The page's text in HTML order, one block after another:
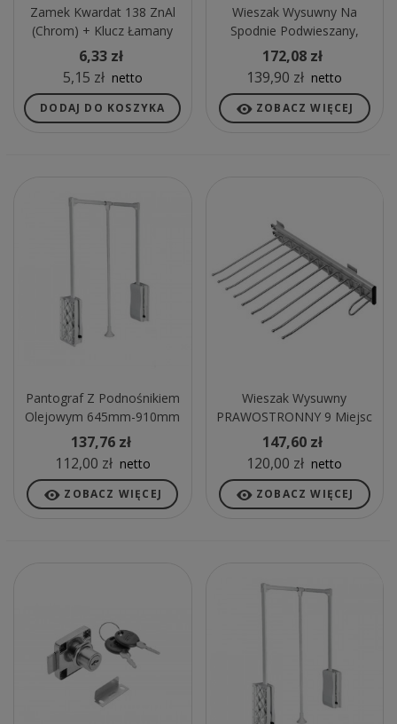
Zamek Kwardat 138 ZnAl
(chrom) + Klucz Łamany
6,33 zł
5,15 zł netto
DODAJ DO KOSZYKA
Wieszak Wysuwny Na
Spodnie Podwieszany,
Chromowany
172,08 zł
139,90 zł netto
ZOBACZ WIĘCEJ
Pantograf Z Podnośnikiem
Olejowym 645mm-910mm
Stalowy Biały
137,76 zł
112,00 zł netto
ZOBACZ WIĘCEJ
Wieszak Wysuwny
PRAWOSTRONNY 9 Miejsc
Chromowany
147,60 zł
120,00 zł netto
ZOBACZ WIĘCEJ